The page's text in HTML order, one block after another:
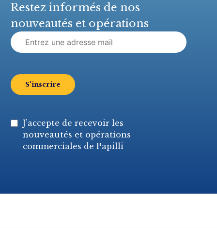
Restez informés de nos
nouveautés et opérations
J’accepte de recevoir les
nouveautés et opérations
commerciales de Papilli